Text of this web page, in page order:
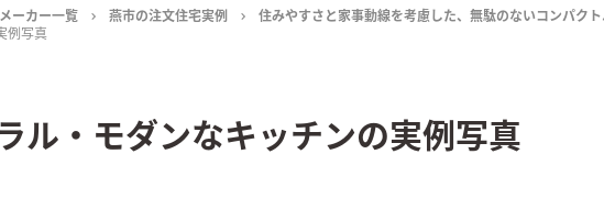
ーカー一覧 燕市の注文住宅実例
住みやすさと家事動線を考慮した、無駄のないコンパク
例写真
ル・モダンなキッチンの実例写真